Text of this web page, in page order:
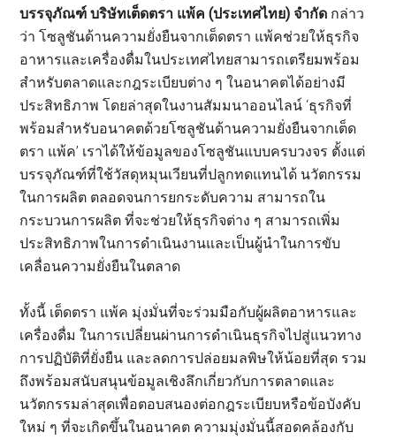
บรรจุภัณฑ์ บริษัทเต็ดตรา แพ้ค (ประเทศไทย) จำกัด กล่าว
ว่า โซลูชันด้านความยั่งยืนจากเต็ดตรา แพ้คช่วยให้ธุรกิจ
อาหารและเครื่องดื่มในประเทศไทยสามารถเตรียมพร้อม
สำหรับตลาดและกฎระเบียบต่าง ๆ ในอนาคตได้อย่างมี
ประสิทธิภาพ โดยล่าสุดในงานสัมมนาออนไลน์ ‘ธุรกิจที่
พร้อมสำหรับอนาคตด้วยโซลูชันด้านความยั่งยืนจากเต็ด
ตรา แพ้ค’ เราได้ให้ข้อมูลของโซลูชันแบบครบวงจร ตั้งแต่
บรรจุภัณฑ์ที่ใช้วัสดุหมุนเวียนที่ปลูกทดแทนได้ นวัตกรรม
ในการผลิต ตลอดจนการยกระดับความ สามารถใน
กระบวนการผลิต ที่จะช่วยให้ธุรกิจต่าง ๆ สามารถเพิ่ม
ประสิทธิภาพในการดำเนินงานและเป็นผู้นำในการขับ
เคลื่อนความยั่งยืนในตลาด
ทั้งนี้ เต็ดตรา แพ้ค มุ่งมั่นที่จะร่วมมือกับผู้ผลิตอาหารและ
เครื่องดื่ม ในการเปลี่ยนผ่านการดำเนินธุรกิจไปสู่แนวทาง
การปฏิบัติที่ยั่งยืน และลดการปล่อยมลพิษให้น้อยที่สุด รวม
ถึงพร้อมสนับสนุนข้อมูลเชิงลึกเกี่ยวกับการตลาดและ
นวัตกรรมล่าสุดเพื่อตอบสนองต่อกฎระเบียบหรือข้อบังคับ
ใหม่ ๆ ที่จะเกิดขึ้นในอนาคต ความมุ่งมั่นนี้สอดคล้องกับ